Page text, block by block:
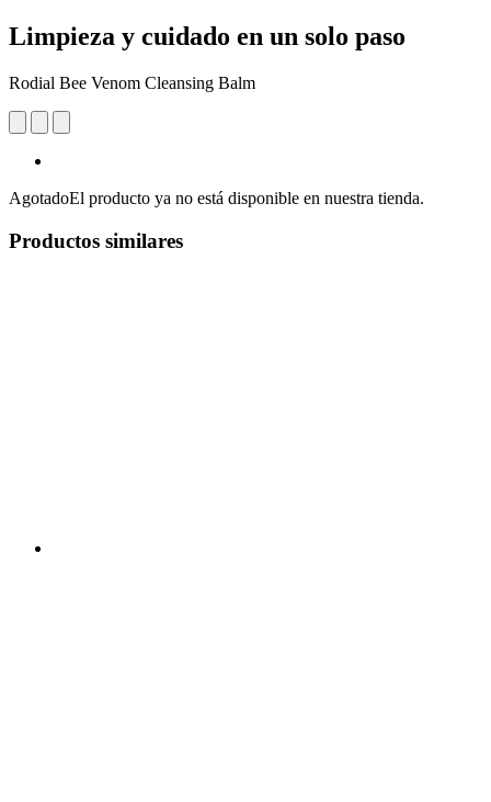
Limpieza y cuidado en un solo paso
Rodial Bee Venom Cleansing Balm
AgotadoEl producto ya no está disponible en nuestra tienda.
Productos similares